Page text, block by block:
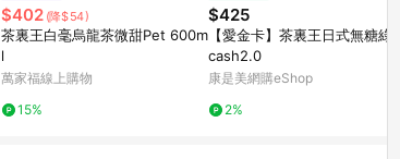
$402 (降$54)
茶裏王白毫烏龍茶微甜Pet 600m
l
萬家福線上購物
15%
$425
【愛金卡】茶裏王日式無糖綠茶i
cash2.0
康是美網購eShop
2%